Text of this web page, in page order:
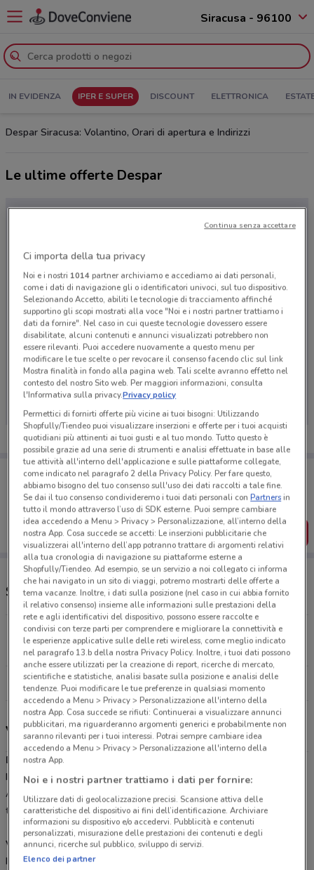
Siracusa - 96100
IN EVIDENZA IPER E SUPER DISCOUNT ELETTRONICA
Despar Siracusa: Volantino, Orari di apertura e Indirizzi
Le ultime offerte Despar
Ci dispiace, al momento non abbiamo pubblicato
volantini nella tua zona. Riprova più tardi.
Porta DoveConviene sempre con te!
Puoi trovare le migliori offerte dei negozi vicino a te,
salvarle e creare la tua lista del risparmio, comodamente
dal tuo cellulare.
SCARICA L’APP
Supermercati e orari Despar
Via C. Battisti, 1 Sortino
25 km
CHIUSO
Tutti i negozi Despar
Volantino, offerte e Despar Tribù
Desparè una delle principali catene di supermercati del Nord
Italia, con punti vendita anche nell’Italia Centrale e al Sud.
All’interno del Gruppo Despar è possibile individuare diverse
tipologie di store:Interspar,EurospareDespar Express.
Volantino Despar e offerte della settimana
I
volantini Desparsono aggiornati ogni quindici giorni circa e in
Ci importa della tua privacy
Noi e i nostri 1014partner archiviamo e accediamo ai dati personali,
come i dati di navigazione gli o identificatori univoci, sul tuo dispositivo.
Selezionando Accetto, abiliti le tecnologie di tracciamento affinché
supportino gli scopi mostrati alla voce "Noi e i nostri partner trattiamo i
dati da fornire". Nel caso in cui queste tecnologie dovessero essere
disabilitate, alcuni contenuti e annunci visualizzati potrebbero non
essere rilevanti. Puoi accedere nuovamente a questo menu per
modificare le tue scelte o per revocare il consenso facendo clic sul link
Mostra finalità in fondo alla pagina web. Tali scelte avranno effetto nel
contesto del nostro Sito web. Per maggiori informazioni, consulta
l'Informativa sulla privacy.Privacy policy
Permettici di fornirti offerte più vicine ai tuoi bisogni: Utilizzando
Shopfully/Tiendeo puoi visualizzare inserzioni e offerte per i tuoi acquisti
quotidiani più attinenti ai tuoi gusti e al tuo mondo. Tutto questo è
possibile grazie ad una serie di strumenti e analisi effettuate in base alle
tue attività all'interno dell'applicazione e sulle piattaforme collegate,
come indicato nel paragrafo 2 della Privacy Policy. Per fare questo,
abbiamo bisogno del tuo consenso sull'uso dei dati raccolti a tale fine.
Se dai il tuo consenso condivideremo i tuoi dati personali conPartnersin
tutto il mondo attraverso l’uso di SDK esterne. Puoi sempre cambiare
idea accedendo a Menu > Privacy > Personalizzazione, all’interno della
nostra App. Cosa succede se accetti: Le inserzioni pubblicitarie che
visualizzerai all'interno dell’app potranno trattare di argomenti relativi
alla tua cronologia di navigazione su piattaforme esterne a
Shopfully/Tiendeo. Ad esempio, se un servizio a noi collegato ci informa
che hai navigato in un sito di viaggi, potremo mostrarti delle offerte a
tema vacanze. Inoltre, i dati sulla posizione (nel caso in cui abbia fornito
il relativo consenso) insieme alle informazioni sulle prestazioni della
rete e agli identificativi del dispositivo, possono essere raccolte e
condivisi con terze parti per comprendere e migliorare la connettività e
le esperienze applicative sulle delle reti wireless, come meglio indicato
nel paragrafo 13.b della nostra Privacy Policy. Inoltre, i tuoi dati possono
anche essere utilizzati per la creazione di report, ricerche di mercato,
scientifiche e statistiche, analisi basate sulla posizione e analisi delle
tendenze. Puoi modificare le tue preferenze in qualsiasi momento
accedendo a Menu > Privacy > Personalizzazione all'interno della
nostra App. Cosa succede se rifiuti: Continuerai a visualizzare annunci
pubblicitari, ma riguarderanno argomenti generici e probabilmente non
saranno rilevanti per i tuoi interessi. Potrai sempre cambiare idea
accedendo a Menu > Privacy > Personalizzazione all'interno della
nostra App.
Noi e i nostri partner trattiamo i dati per fornire:
Utilizzare dati di geolocalizzazione precisi. Scansione attiva delle
caratteristiche del dispositivo ai fini dell’identificazione. Archiviare
informazioni su dispositivo e/o accedervi. Pubblicità e contenuti
personalizzati, misurazione delle prestazioni dei contenuti e degli
annunci, ricerche sul pubblico, sviluppo di servizi.
Elenco dei partner
Continua senza accettare